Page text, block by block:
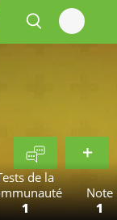
de la
1
Note
1